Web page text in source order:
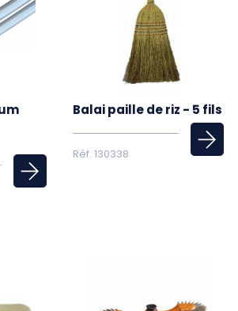
Balai paille de riz - 5 fils
Réf. 130338